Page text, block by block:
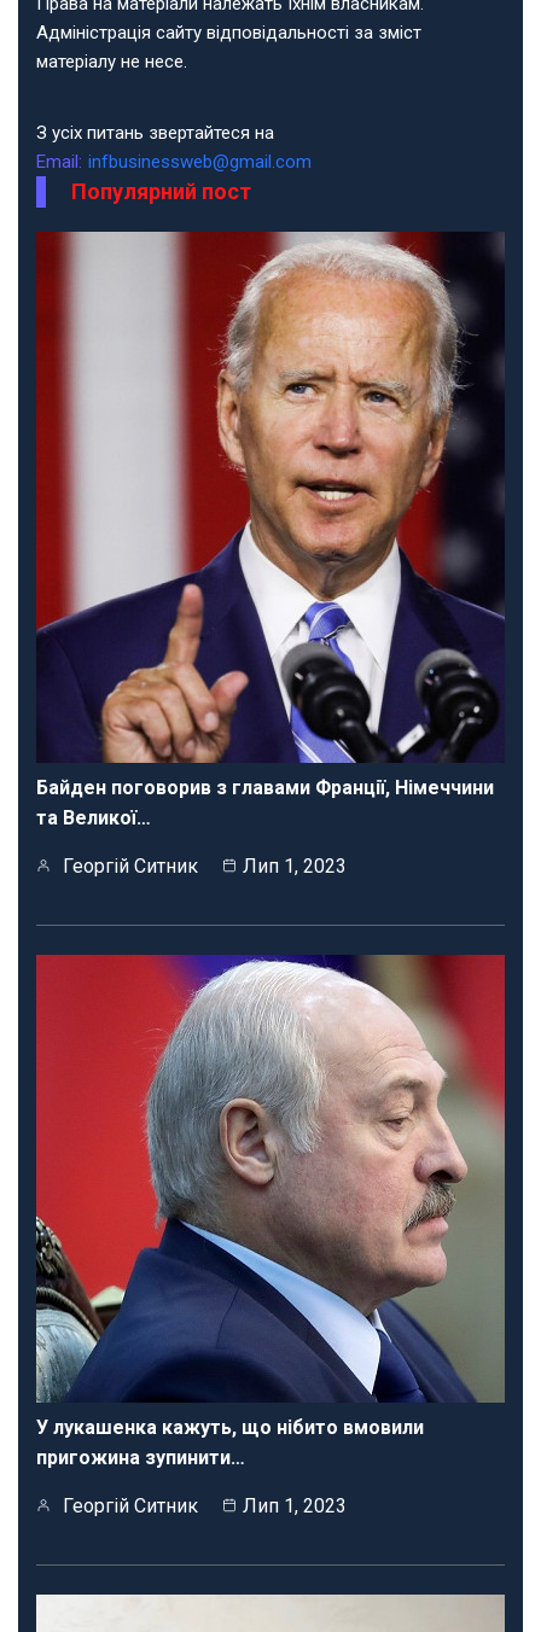
Адміністрація сайту відповідальності за зміст
матеріалу не несе.
З усіх питань звертайтеся на
Email: infbusinessweb@gmail.com
Популярний пост
Байден поговорив з главами Франції, Німеччини
та Великої…
Георгій Ситник Лип 1, 2023
У лукашенка кажуть, що нібито вмовили
пригожина зупинити…
Георгій Ситник Лип 1, 2023